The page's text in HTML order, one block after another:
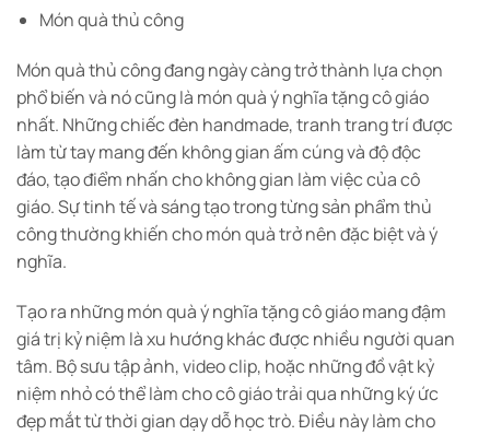
Món quà thủ công
Món quà thủ công đang ngày càng trở thành lựa chọn
phổ biến và nó cũng là món quà ý nghĩa tặng cô giáo
nhất. Những chiếc đèn handmade, tranh trang trí được
làm từ tay mang đến không gian ấm cúng và độ độc
đáo, tạo điểm nhấn cho không gian làm việc của cô
giáo. Sự tinh tế và sáng tạo trong từng sản phẩm thủ
công thường khiến cho món quà trở nên đặc biệt và ý
nghĩa.
Tạo ra những món quà ý nghĩa tặng cô giáo mang đậm
giá trị kỷ niệm là xu hướng khác được nhiều người quan
tâm. Bộ sưu tập ảnh, video clip, hoặc những đồ vật kỷ
niệm nhỏ có thể làm cho cô giáo trải qua những ký ức
đẹp mắt từ thời gian dạy dỗ học trò. Điều này làm cho